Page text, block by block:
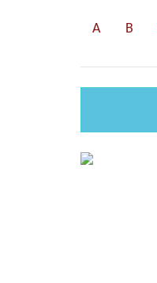
A B